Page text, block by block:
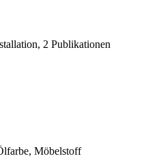
2 Publikationen
Möbelstoff